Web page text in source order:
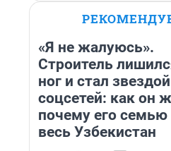
«Я не жалуюсь».
Строитель
ног и стал звездой
соцсетей: как он
почему его семью
весь Узбекистан